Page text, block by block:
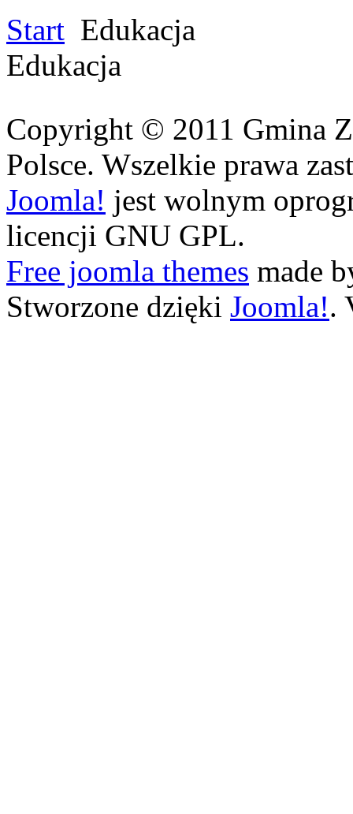
Start Edukacja
Edukacja
Copyright © 2011 Gmina
Polsce. Wszelkie prawa
Joomla! jest wolnym
licencji GNU GPL.
Free joomla themes made
Stworzone dzięki Joomla!.